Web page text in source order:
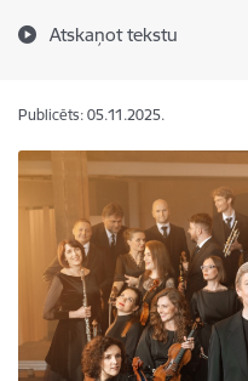
Atskaņot tekstu
Publicēts: 05.11.2025.